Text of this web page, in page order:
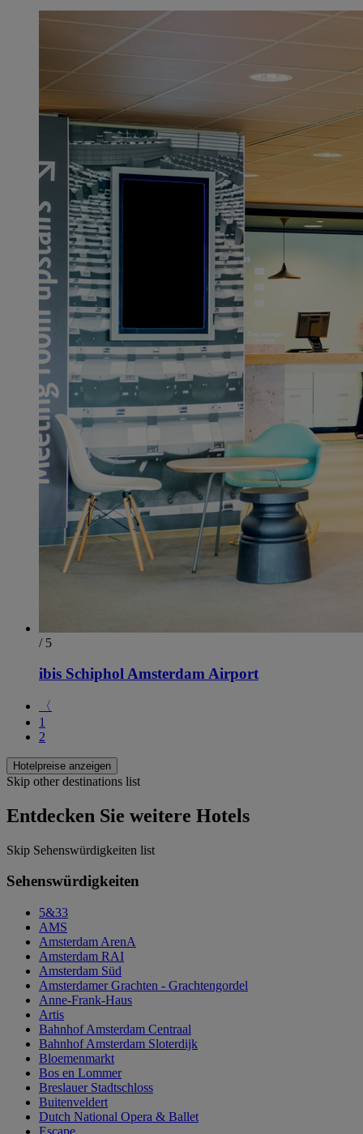
/ 5
ibis Schiphol Amsterdam Airport
〈
1
2
Hotelpreise anzeigen
Skip other destinations list
Entdecken Sie weitere Hotels
Skip Sehenswürdigkeiten list
Sehenswürdigkeiten
5&33
AMS
Amsterdam ArenA
Amsterdam RAI
Amsterdam Süd
Amsterdamer Grachten - Grachtengordel
Anne-Frank-Haus
Artis
Bahnhof Amsterdam Centraal
Bahnhof Amsterdam Sloterdijk
Bloemenmarkt
Bos en Lommer
Breslauer Stadtschloss
Buitenveldert
Dutch National Opera & Ballet